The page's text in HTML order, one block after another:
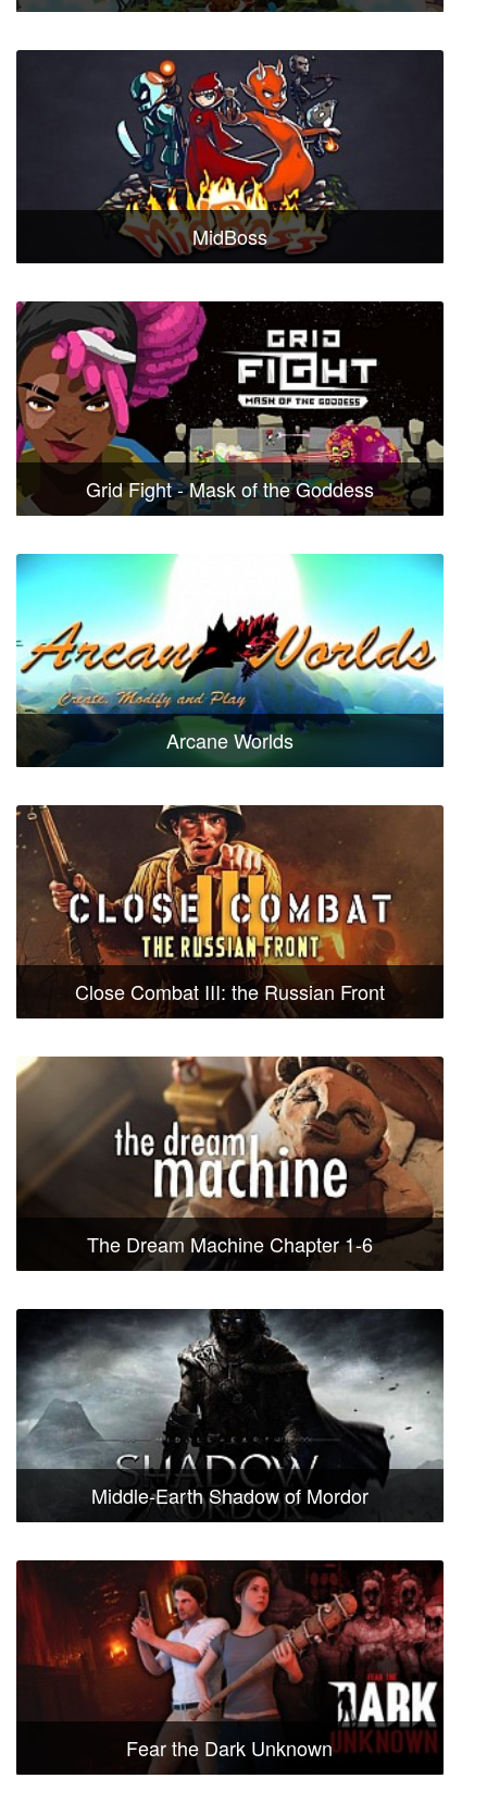
MidBoss
Grid Fight - Mask of the Goddess
Arcane Worlds
Close Combat III: the Russian Front
The Dream Machine Chapter 1-6
Middle-Earth Shadow of Mordor
Fear the Dark Unknown